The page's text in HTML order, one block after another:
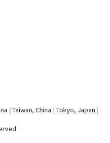
| Taiwan, China | Tokyo, Japan |